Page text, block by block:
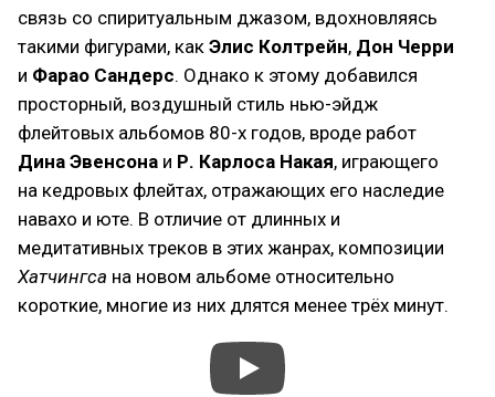
связь со спиритуальным джазом, вдохновляясь
такими фигурами, как Элис Колтрейн, Дон Черри
и Фарао Сандерс. Однако к этому добавился
просторный, воздушный стиль нью-эйдж
флейтовых альбомов 80-х годов, вроде работ
Дина Эвенсона и Р. Карлоса Накая, играющего
на кедровых флейтах, отражающих его наследие
навахо и юте. В отличие от длинных и
медитативных треков в этих жанрах, композиции
Хатчингса на новом альбоме относительно
короткие, многие из них длятся менее трёх минут.